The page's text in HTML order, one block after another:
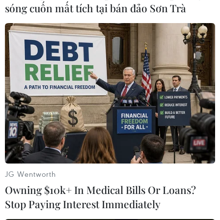
Tiếp sau Đức, bà Ardern sẽ tới Anh - nơi bà
tham dự hội nghị thượng đỉnh Khối thịnh vượng
chung trong hai ngày 19 và 20/4 tới./.
(TTXVN/Vietnam+)
sóng cuốn mất tích tại bán đảo Sơn Trà
JG Wentworth
Owning $10k+ In Medical Bills Or Loans?
Stop Paying Interest Immediately